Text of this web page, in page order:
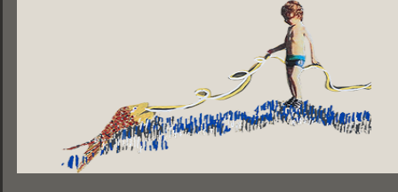
français
DESIGNED BY DOGFISH | 2013
PHOTOS BY LEONIDAS PAPADOPOULOS